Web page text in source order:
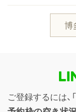
博
ご登録するには、